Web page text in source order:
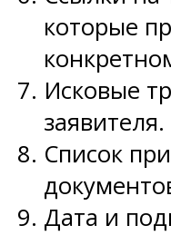
которые
Исковые
заявителя.
Список
Дата и